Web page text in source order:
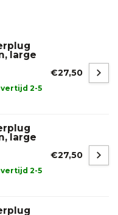
large
2-5
€27,50
large
2-5
€27,50